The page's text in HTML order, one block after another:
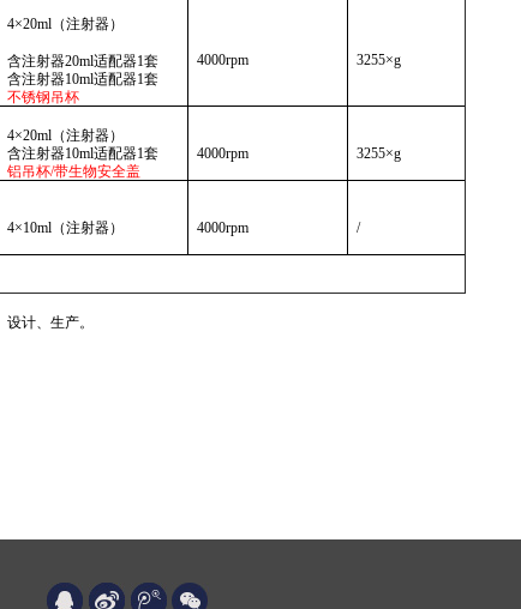
4×20ml（注射器）
含注射器20ml适配器1套
含注射器10ml适配器1套
不锈钢吊杯
4000rpm 3255×g
4×20ml（注射器）
含注射器10ml适配器1套
铝吊杯/带生物安全盖
4000rpm 3255×g
4×10ml （注射器） 4000rpm /
设计、生产。